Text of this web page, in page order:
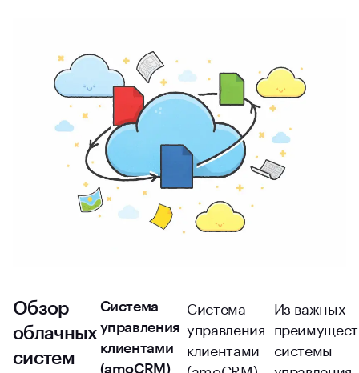
Обзор
облачных
систем
Система
управления
клиентами
(amoCRM)
Система
управления
клиентами
Из важных
системы